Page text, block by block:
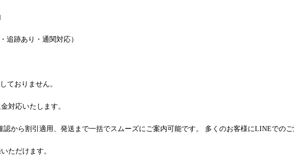
追跡あり・通関対応）
ておりません。
対応いたします。
から割引適用、発送まで一括でスムーズにご案内可能です。 多くのお客様にLINEでの
ただけます。